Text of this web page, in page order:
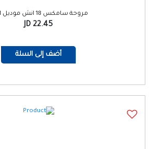
مروحة سامكس 18 انش موديل 1801
22.45 JD
أضف إلى السلة